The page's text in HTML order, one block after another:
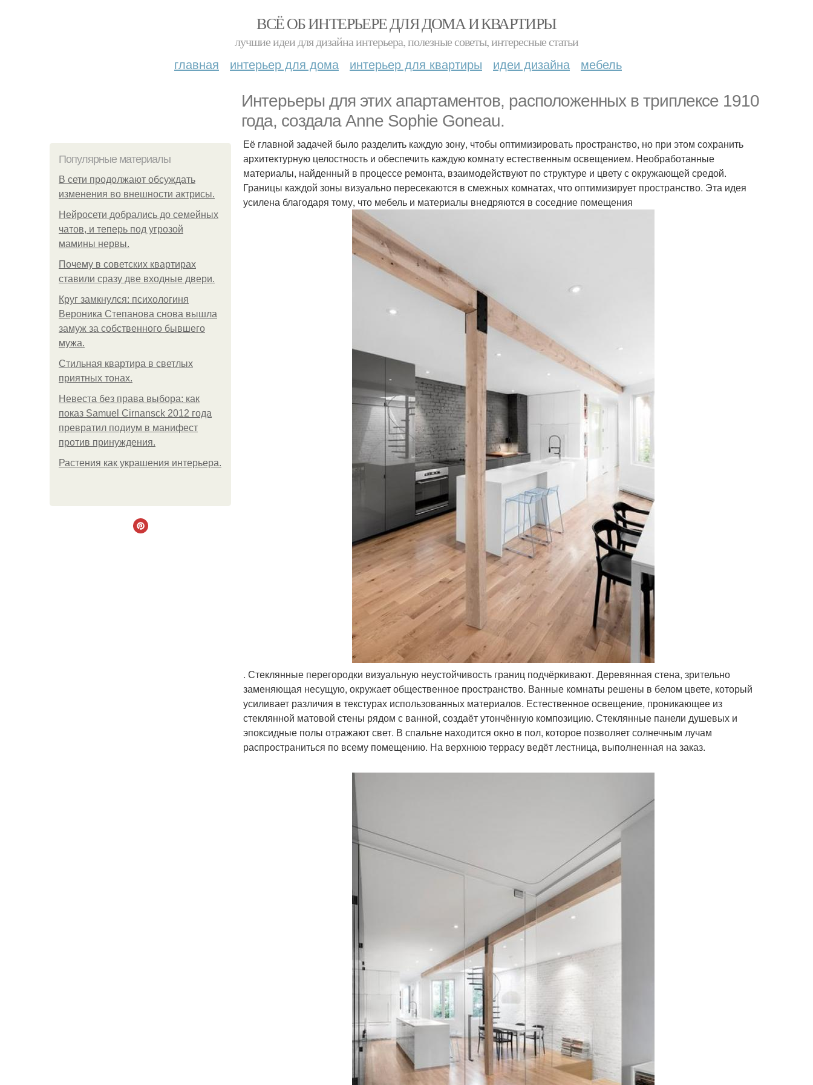
ВСЁ ОБ ИНТЕРЬЕРЕ ДЛЯ ДОМА И КВАРТИРЫ
лучшие идеи для дизайна интерьера, полезные советы, интересные статьи
главная интерьер для дома интерьер для квартиры идеи дизайна мебель
Интерьеры для этих апартаментов, расположенных в триплексе 1910
года, создала Anne Sophie Goneau.
Популярные материалы
В сети продолжают обсуждать
изменения во внешности актрисы.
Нейросети добрались до семейных
чатов, и теперь под угрозой
мамины нервы.
Почему в советских квартирах
ставили сразу две входные двери.
Круг замкнулся: психологиня
Вероника Степанова снова вышла
замуж за собственного бывшего
мужа.
Стильная квартира в светлых
приятных тонах.
Невеста без права выбора: как
показ Samuel Cirnansck 2012 года
превратил подиум в манифест
против принуждения.
Растения как украшения интерьера.
Её главной задачей было разделить каждую зону, чтобы оптимизировать пространство, но при этом сохранить
архитектурную целостность и обеспечить каждую комнату естественным освещением. Необработанные
материалы, найденный в процессе ремонта, взаимодействуют по структуре и цвету с окружающей средой.
Границы каждой зоны визуально пересекаются в смежных комнатах, что оптимизирует пространство. Эта идея
усилена благодаря тому, что мебель и материалы внедряются в соседние помещения
. Стеклянные перегородки визуальную неустойчивость границ подчёркивают. Деревянная стена, зрительно
заменяющая несущую, окружает общественное пространство. Ванные комнаты решены в белом цвете, который
усиливает различия в текстурах использованных материалов. Естественное освещение, проникающее из
стеклянной матовой стены рядом с ванной, создаёт утончённую композицию. Стеклянные панели душевых и
эпоксидные полы отражают свет. В спальне находится окно в пол, которое позволяет солнечным лучам
распространиться по всему помещению. На верхнюю террасу ведёт лестница, выполненная на заказ.